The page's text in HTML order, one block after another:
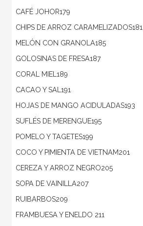
CAFÉ JOHOR179
CHIPS DE ARROZ CARAMELIZADOS181
MELÓN CON GRANOLA185
GOLOSINAS DE FRESA187
CORAL MIEL189
CACAO Y SAL191
HOJAS DE MANGO ACIDULADAS193
SUFLÉS DE MERENGUE195
POMELO Y TAGETES199
COCO Y PIMIENTA DE VIETNAM201
CEREZA Y ARROZ NEGRO205
SOPA DE VAINILLA207
RUIBARBOS209
FRAMBUESA Y ENELDO 211